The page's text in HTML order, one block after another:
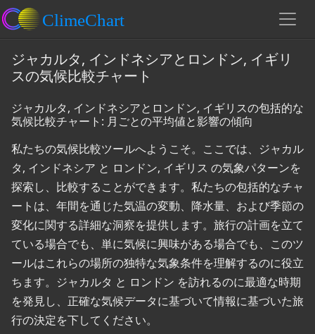
ジャカルタ, インドネシアとロンドン, イギリ
スの気候比較チャート
ジャカルタ, インドネシアとロンドン, イギリスの包括的な
気候比較チャート: 月ごとの平均値と影響の傾向
私たちの気候比較ツールへようこそ。ここでは、ジャカル
タ, インドネシア と ロンドン, イギリス の気象パターンを
探索し、比較することができます。私たちの包括的なチャ
ートは、年間を通じた気温の変動、降水量、および季節の
変化に関する詳細な洞察を提供します。旅行の計画を立て
ている場合でも、単に気候に興味がある場合でも、このツ
ールはこれらの場所の独特な気象条件を理解するのに役立
ちます。ジャカルタ と ロンドン を訪れるのに最適な時期
を発見し、正確な気候データに基づいて情報に基づいた旅
行の決定を下してください。